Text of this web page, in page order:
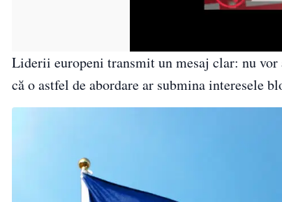
Liderii europeni transmit un mesaj clar: nu vor
că o astfel de abordare ar submina interesele